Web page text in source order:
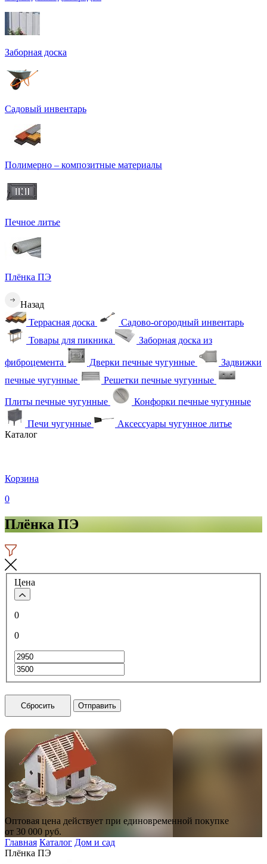
Заборная доска
Садовый инвентарь
Полимерно – композитные материалы
Печное литье
Плёнка ПЭ
Назад
Террасная доска
Садово-огородный инвентарь
Товары для пикника
Заборная доска из
фиброцемента Дверки печные чугунные
Задвижки
печные чугунные
Решетки печные чугунные
Плиты печные чугунные Конфорки печные чугунные
Печи чугунные
Аксессуары чугунное литье
Каталог
Корзина
0
Плёнка ПЭ
Цена
0
0
Сбросить Отправить
Оптовая цена действует при единовременной покупке
от 30 000 руб.
Главная Каталог Дом и сад
Плёнка ПЭ